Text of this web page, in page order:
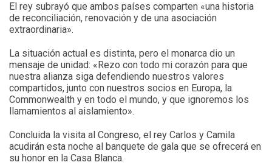
El rey subrayó que ambos países comparten «una historia
de reconciliación, renovación y de una asociación
extraordinaria».
La situación actual es distinta, pero el monarca dio un
mensaje de unidad: «Rezo con todo mi corazón para que
nuestra alianza siga defendiendo nuestros valores
compartidos, junto con nuestros socios en Europa, la
Commonwealth y en todo el mundo, y que ignoremos los
llamamientos al aislamiento».
Concluida la visita al Congreso, el rey Carlos y Camila
acudirán esta noche al banquete de gala que se ofrecerá en
su honor en la Casa Blanca.